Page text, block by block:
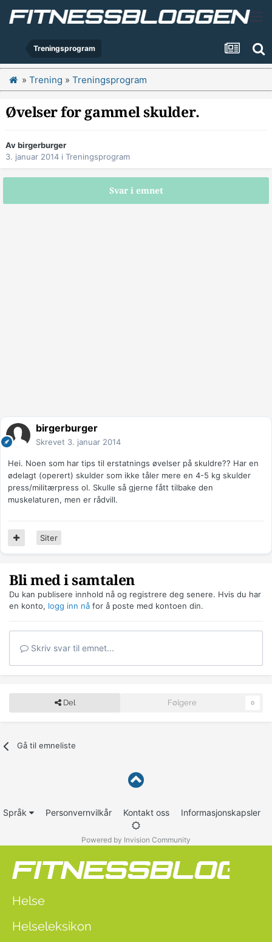
Treningsprogram
» Trening » Treningsprogram
Øvelser for gammel skulder.
Avbirgerburger
3. januar 2014 i Treningsprogram
Svar i emnet
birgerburger
Skrevet 3. januar 2014
Hei. Noen som har tips til erstatnings øvelser på skuldre?? Har en
ødelagt (operert) skulder som ikke tåler mere en 4-5 kg skulder
press/militærpress ol. Skulle så gjerne fått tilbake den
muskelaturen, men er rådvill.
Siter
Bli med i samtalen
Du kan publisere innhold nå og registrere deg senere. Hvis du har
en konto, logg inn nå for å poste med kontoen din.
Skriv svar til emnet...
Del Følgere 0
Gå til emneliste
Språk Personvernvilkår Kontakt oss Informasjonskapsler
Powered by Invision Community
Helse
Helseleksikon